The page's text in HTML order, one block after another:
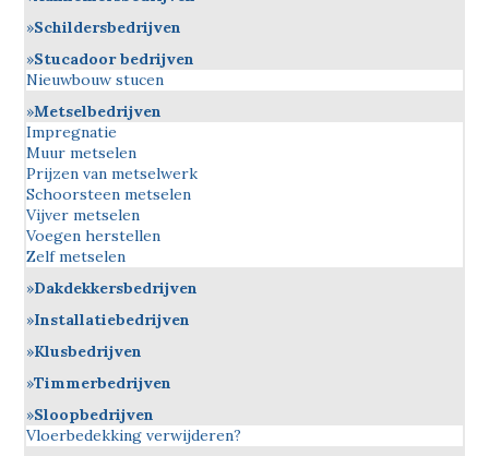
Schildersbedrijven
Stucadoor bedrijven
Nieuwbouw stucen
Metselbedrijven
Impregnatie
Muur metselen
Prijzen van metselwerk
Schoorsteen metselen
Vijver metselen
Voegen herstellen
Zelf metselen
Dakdekkersbedrijven
Installatiebedrijven
Klusbedrijven
Timmerbedrijven
Sloopbedrijven
Vloerbedekking verwijderen?